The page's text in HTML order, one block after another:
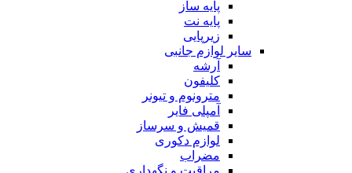
پایه ساز
پایه نت
زیرپایی
سایر لوازم جانبی
آرشه
کلیفون
مترونوم و تیونر
آمپلی فایر
قمیش و سرساز
لوازم دکوری
مضراب
مراقبت و نگهداری